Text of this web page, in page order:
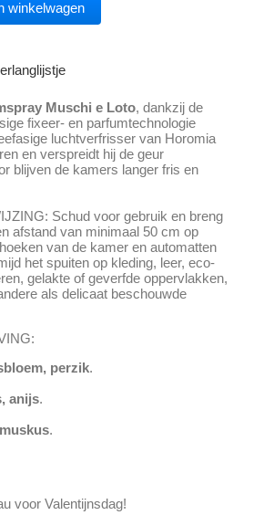
Muschi e Loto, dankzij de
fixeer- en parfumtechnologie
luchtverfrisser van Horomia
en verspreidt hij de geur
blijven de kamers langer fris en
Schud voor gebruik en breng
afstand van minimaal 50 cm op
van de kamer en automatten
het spuiten op kleding, leer, eco-
gelakte of geverfde oppervlakken,
als delicaat beschouwde
perzik.
anijs.
.
voor Valentijnsdag!